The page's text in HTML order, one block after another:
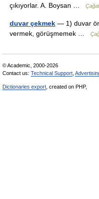
çıkıyorlar. A. Boysan …
duvar çekmek — 1) duvar
vermek, görüşmemek …
© Academic, 2000-2026
Contact us: Technical Support
Dictionaries export , created on PHP,